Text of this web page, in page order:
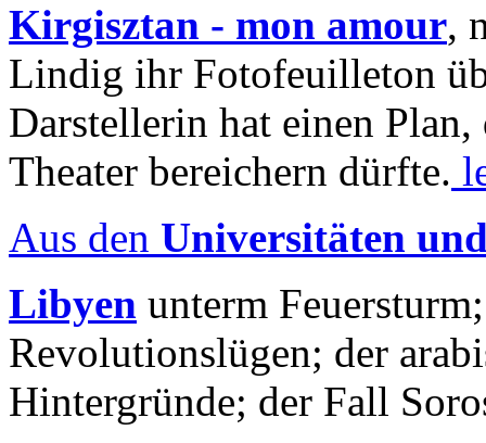
Kirgisztan - mon amour,
Lindig ihr Fotofeuilleton
Darstellerin hat einen Plan,
Theater bereichern dürfte.
Aus den Universitäten
Libyen unterm
Revolutionslügen; der
Hintergründe; der Fall